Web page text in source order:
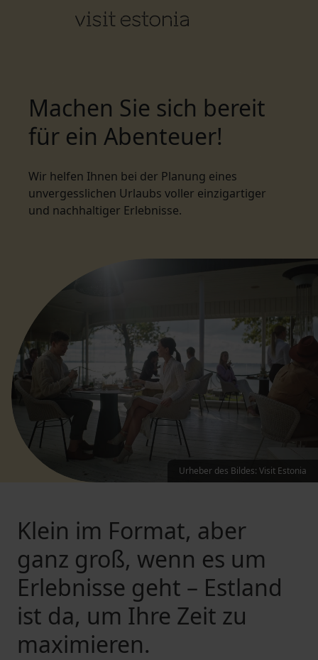
Machen Sie sich bereit
für ein Abenteuer!
Wir helfen Ihnen bei der Planung eines
unvergesslichen Urlaubs voller einzigartiger
und nachhaltiger Erlebnisse.
Urheber des Bildes: Visit Estonia
Klein im Format, aber
ganz groß, wenn es um
Erlebnisse geht – Estland
ist da, um Ihre Zeit zu
maximieren.